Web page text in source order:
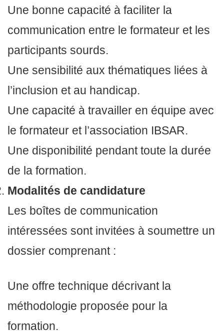
Une bonne capacité à faciliter la
communication entre le formateur et les
participants sourds.
Une sensibilité aux thématiques liées à
l’inclusion et au handicap.
Une capacité à travailler en équipe avec
le formateur et l’association IBSAR.
Une disponibilité pendant toute la durée
de la formation.
Modalités de candidature
Les boîtes de communication
intéressées sont invitées à soumettre un
dossier comprenant :
Une offre technique décrivant la
méthodologie proposée pour la
formation.